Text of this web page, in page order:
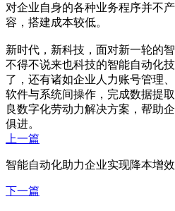
对企业自身的各种业务程序并不
容，搭建成本较低。
新时代，新科技，面对新一轮的
不得不说来也科技的智能自动化
了，还有诸如企业人力账号管理
软件与系统间操作，完成数据提
良数字化劳动力解决方案，帮助
俱进。
上一篇
智能自动化助力企业实现降本增效
下一篇